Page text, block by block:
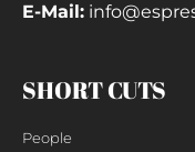
E-Mail:
SHORT CUTS
People